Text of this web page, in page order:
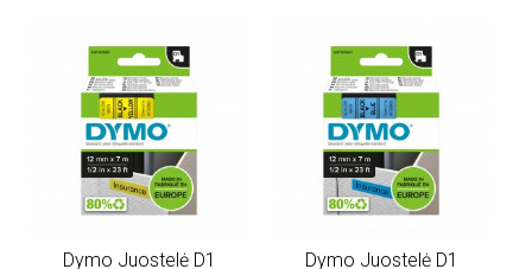
Dymo Juostelė D1
Dymo Juostelė D1